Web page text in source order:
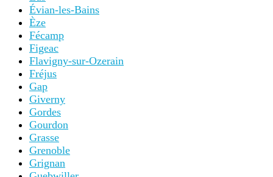
Évian-les-Bains
Èze
Fécamp
Figeac
Flavigny-sur-Ozerain
Fréjus
Gap
Giverny
Gordes
Gourdon
Grasse
Grenoble
Grignan